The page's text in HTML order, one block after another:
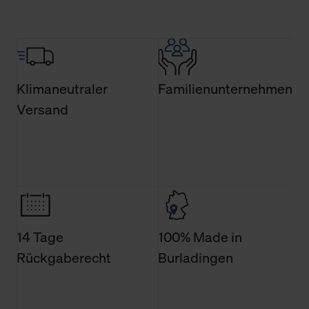
Verwendung der Cookies sowie die bis zum Zeitpunkt der
Änderung gesammelten Daten.
Technologien sowie die Nutzung Ihrer persönlichen Daten
Klimaneutraler
Versand
Familienunternehmen
14 Tage
Rückgaberecht
100% Made in
Burladingen